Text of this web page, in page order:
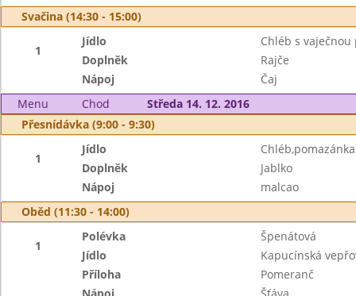
Svačina (14:30 - 15:00)
1
Jídlo
Chléb s vaječnou
Doplněk
Rajče
Nápoj
Čaj
Menu
Chod
Středa 14. 12. 2016
Přesnídávka (9:00 - 9:30)
1
Jídlo
Doplněk
Jablko
Nápoj
malcao
Oběd (11:30 - 14:00)
1
Polévka
Špenátová
Jídlo
Kapucínská
Příloha
Pomeranč